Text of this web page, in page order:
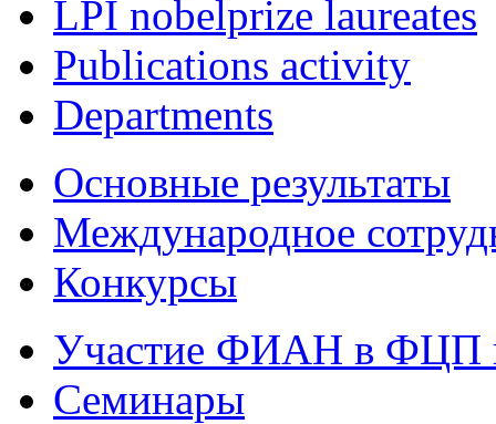
LPI nobelprize laureates
Publications activity
Departments
Основные результаты
Международное
Конкурсы
Участие ФИАН в ФЦП
Семинары